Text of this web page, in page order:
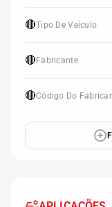
🔴Tipo De Veículo
🔴 Fabricante
🔴Código Do